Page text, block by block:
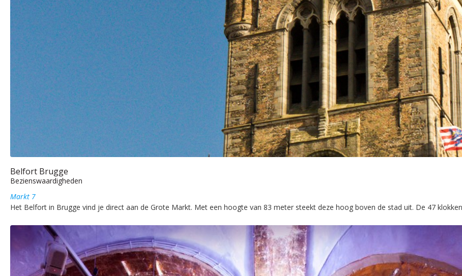
Belfort Brugge
Bezienswaardigheden
Markt 7
Het Belfort in Brugge vind je direct aan de Grote Markt. Met een hoogte van 83 meter steekt deze hoog boven de stad uit. De 47